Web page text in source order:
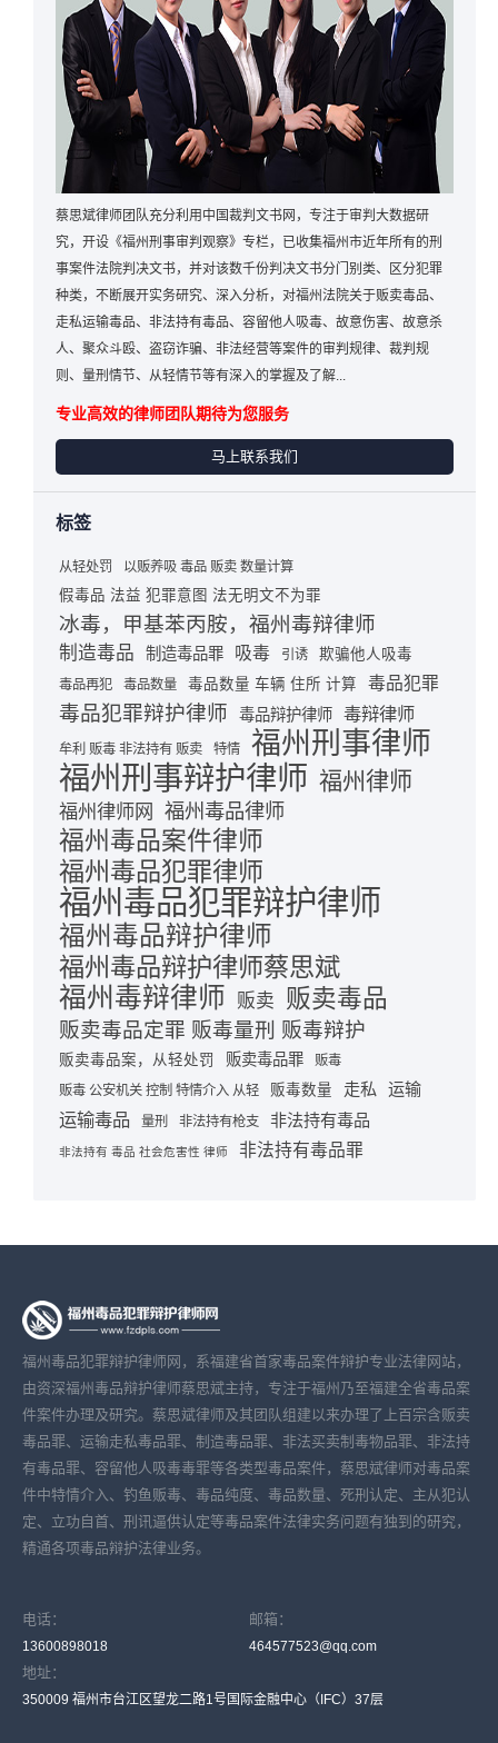
蔡思斌律师团队充分利用中国裁判文书网，专注于审判大数据研
究，开设《福州刑事审判观察》专栏，已收集福州市近年所有的刑
事案件法院判决文书，并对该数千份判决文书分门别类、区分犯罪
种类，不断展开实务研究、深入分析，对福州法院关于贩卖毒品、
走私运输毒品、非法持有毒品、容留他人吸毒、故意伤害、故意杀
人、聚众斗殴、盗窃诈骗、非法经营等案件的审判规律、裁判规
则、量刑情节、从轻情节等有深入的掌握及了解...
专业高效的律师团队期待为您服务
马上联系我们
标签
从轻处罚 以贩养吸 毒品 贩卖 数量计算
假毒品 法益 犯罪意图 法无明文不为罪
冰毒，甲基苯丙胺，福州毒辩律师
制造毒品 制造毒品罪 吸毒 引诱 欺骗他人吸毒
毒品再犯 毒品数量 毒品数量 车辆 住所 计算 毒品犯罪
毒品犯罪辩护律师 毒品辩护律师 毒辩律师
牟利 贩毒 非法持有 贩卖 特情 福州刑事律师
福州刑事辩护律师 福州律师
福州律师网 福州毒品律师
福州毒品案件律师
福州毒品犯罪律师
福州毒品犯罪辩护律师
福州毒品辩护律师
福州毒品辩护律师蔡思斌
福州毒辩律师 贩卖 贩卖毒品
贩卖毒品定罪 贩毒量刑 贩毒辩护
贩卖毒品案，从轻处罚 贩卖毒品罪
贩毒
贩毒 公安机关 控制 特情介入 从轻
贩毒数量 走私 运输
运输毒品 量刑 非法持有枪支 非法持有毒品
非法持有 毒品 社会危害性 律师 非法持有毒品罪
福州毒品犯罪辩护律师网，系福建省首家毒品案件辩护专业法律网站，
由资深福州毒品辩护律师蔡思斌主持，专注于福州乃至福建全省毒品案
件案件办理及研究。蔡思斌律师及其团队组建以来办理了上百宗含贩卖
毒品罪、运输走私毒品罪、制造毒品罪、非法买卖制毒物品罪、非法持
有毒品罪、容留他人吸毒毒罪等各类型毒品案件，蔡思斌律师对毒品案
件中特情介入、钓鱼贩毒、毒品纯度、毒品数量、死刑认定、主从犯认
定、立功自首、刑讯逼供认定等毒品案件法律实务问题有独到的研究，
精通各项毒品辩护法律业务。
电话：
13600898018
邮箱：
464577523@qq.com
地址：
350009 福州市台江区望龙二路1号国际金融中心（IFC）37层